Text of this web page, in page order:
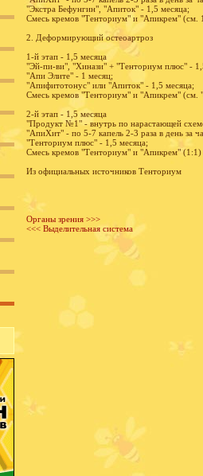
"Экстра Бефунгин", "Апиток" - 1,5 месяца;
Смесь кремов "Тенториум" и "Апикрем" (см.
2. Деформирующий остеоартроз
1-й этап - 1,5 месяца
"Эй-пи-ви", "Хинази" + "Тенториум плюс" -
"Апи Элите" - 1 месяц;
"Апифитотонус" или "Апиток" - 1,5 месяца;
Смесь кремов "Тенториум" и "Апикрем" (см.
2-й этап - 1,5 месяца
"Продукт №1" - внутрь по нарастающей
"АпиХит" - по 5-7 капель 2-3 раза в день за
"Тенториум плюс" - 1,5 месяца;
Смесь кремов "Тенториум" и "Апикрем" (1:1)
Из официальных источников Тенториум
Органы зрения >>>
<<< Выделительная система